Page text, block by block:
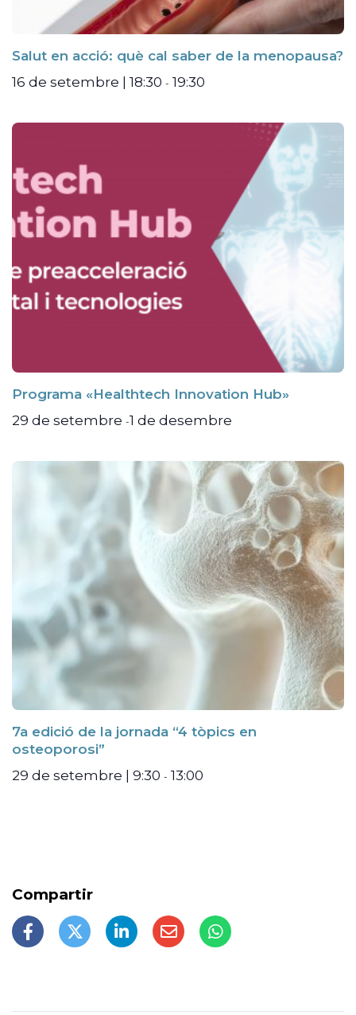
Salut en acció: què cal saber de la menopausa?
16 de setembre | 18:30 - 19:30
Programa «Healthtech Innovation Hub»
29 de setembre -1 de desembre
7a edició de la jornada “4 tòpics en
osteoporosi”
29 de setembre | 9:30 - 13:00